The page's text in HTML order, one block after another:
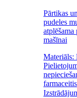
Pārtikas
pudeles
atplēšama
mašīnai
Materiāls: